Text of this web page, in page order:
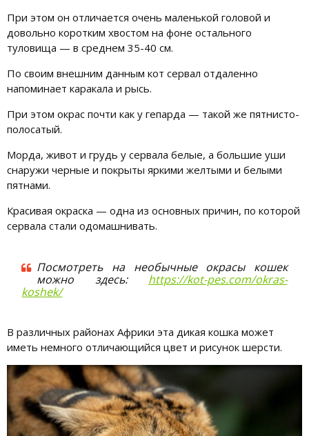
При этом он отличается очень маленькой головой и
довольно коротким хвостом на фоне остального
туловища — в среднем 35-40 см.
По своим внешним данным кот сервал отдаленно
напоминает каракала и рысь.
При этом окрас почти как у гепарда — такой же пятнисто-
полосатый.
Морда, живот и грудь у сервала белые, а большие уши
снаружи черные и покрыты яркими желтыми и белыми
пятнами.
Красивая окраска — одна из основных причин, по которой
сервала стали одомашнивать.
Посмотреть на необычные окрасы кошек
можно здесь: https://kot-pes.com/okras-
koshek/
В различных районах Африки эта дикая кошка может
иметь немного отличающийся цвет и рисунок шерсти.